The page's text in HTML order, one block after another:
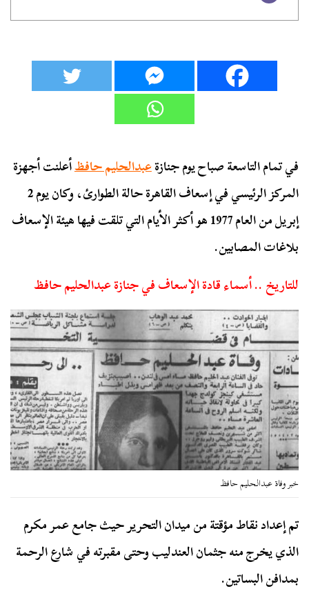
في تمام التاسعة صباح يوم جنازةعبدالحليم حافظأعلنت أجهزة
المركز الرئيسي في إسعاف القاهرة حالة الطوارئ، وكان يوم 2
إبريل من العام 1977 هو أكثر الأيام التي تلقت فيها هيئة الإسعاف
بلاغات المصابين.
للتاريخ .. أسماء قادة الإسعاف في جنازة عبدالحليم حافظ
خبر وفاة عبدالحليم حافظ
تم إعداد نقاط مؤقتة من ميدان التحرير حيث جامع عمر مكرم
الذي يخرج منه جثمان العندليب وحتى مقبرته في شارع الرحمة
بمدافن البساتين.